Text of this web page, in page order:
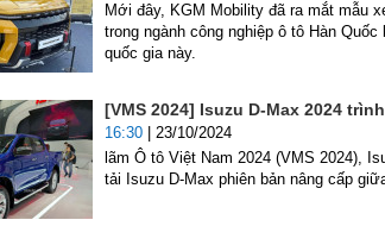
Mới đây, KGM Mobility đã ra mắt mẫu
trong ngành công nghiệp ô tô Hàn
quốc gia này.
[VMS 2024] Isuzu D-Max 2024
16:30 | 23/10/2024
lãm Ô tô Việt Nam 2024 (VMS 2024),
tải Isuzu D-Max phiên bản nâng cấp